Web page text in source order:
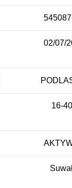
02/07/
16-